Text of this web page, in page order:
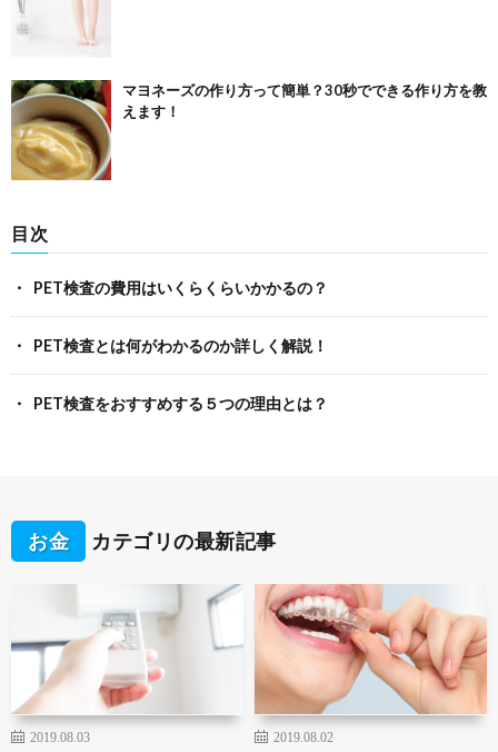
マヨネーズの作り方って簡単？30秒でできる作り方を教
えます！
目次
PET検査の費用はいくらくらいかかるの？
PET検査とは何がわかるのか詳しく解説！
PET検査をおすすめする５つの理由とは？
お金 カテゴリの最新記事
2019.08.03 2019.08.02